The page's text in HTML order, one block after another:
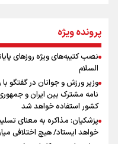
جمله‌ای که بغض
تهران رفتند»
سه حسرتی که
اینفو برنا / توصیه‌هایی
پرونده ویژه
نصب کتیبه‌های ویژه روزهای
السلام
وزیر ورزش و جوانان در گفتگو
نامه مشترک بین ایران و
کشور استفاده خواهد شد
پزشکیان: مذاکره به معنای
خواهد ایستاد/ هیچ اختلافی